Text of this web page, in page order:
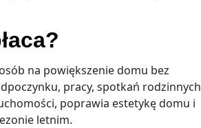
na powiększenie domu bez
pracy, spotkań rodzinnych
poprawia estetykę domu i
letnim.